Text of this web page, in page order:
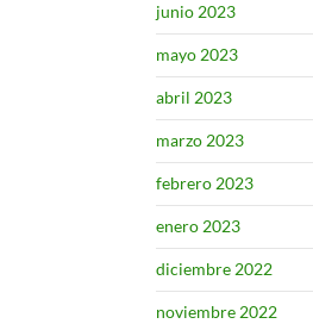
junio 2023
mayo 2023
abril 2023
marzo 2023
febrero 2023
enero 2023
diciembre 2022
noviembre 2022